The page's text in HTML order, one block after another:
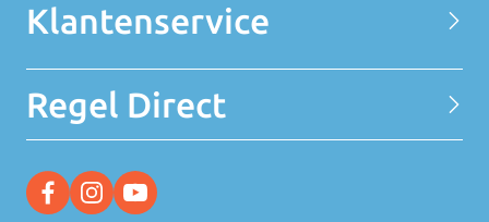
Klantenservice
Contact
Privacy Statement
Over MELEDI
MELEDI vestigingen
Vacatures
Regel Direct
Ontvang alle Deals